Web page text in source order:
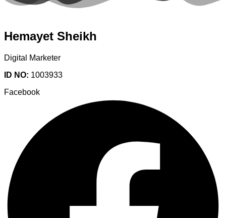
Hemayet Sheikh
Digital Marketer
ID NO: 1003933
Facebook